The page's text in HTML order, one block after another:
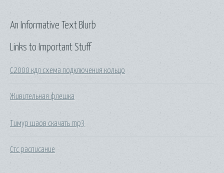
Links to Important Stuff
С2000 кдл схема подключения кольцо
Живительная флешка
Тимур шаов скачать mp3
Стс расписание
An Informative Text Blurb